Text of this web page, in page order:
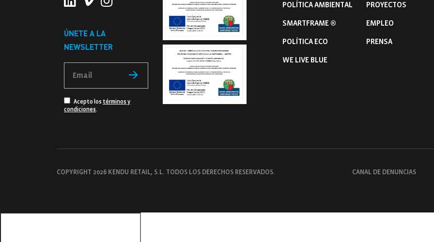
ÚNETE A LA
NEWSLETTER
Acepto los términos y
condiciones.
POLÍTICA AMBIENTAL
SMARTFRAME ®
POLÍTICA ECO
WE LIVE BLUE
PROYECTOS
EMPLEO
PRENSA
COPYRIGHT 2026 KENDU RETAIL, S.L. TODOS LOS DERECHOS RESERVADOS. CANAL DE DENUNCIAS